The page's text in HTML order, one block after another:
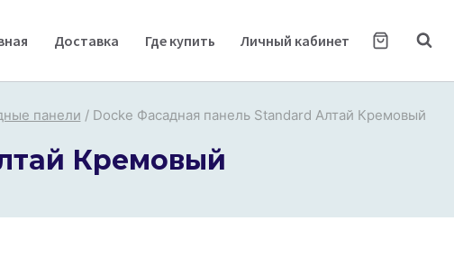
Доставка Где купить Личный кабинет
панели / Docke Фасадная панель Standard Алтай Кремовый
Кремовый